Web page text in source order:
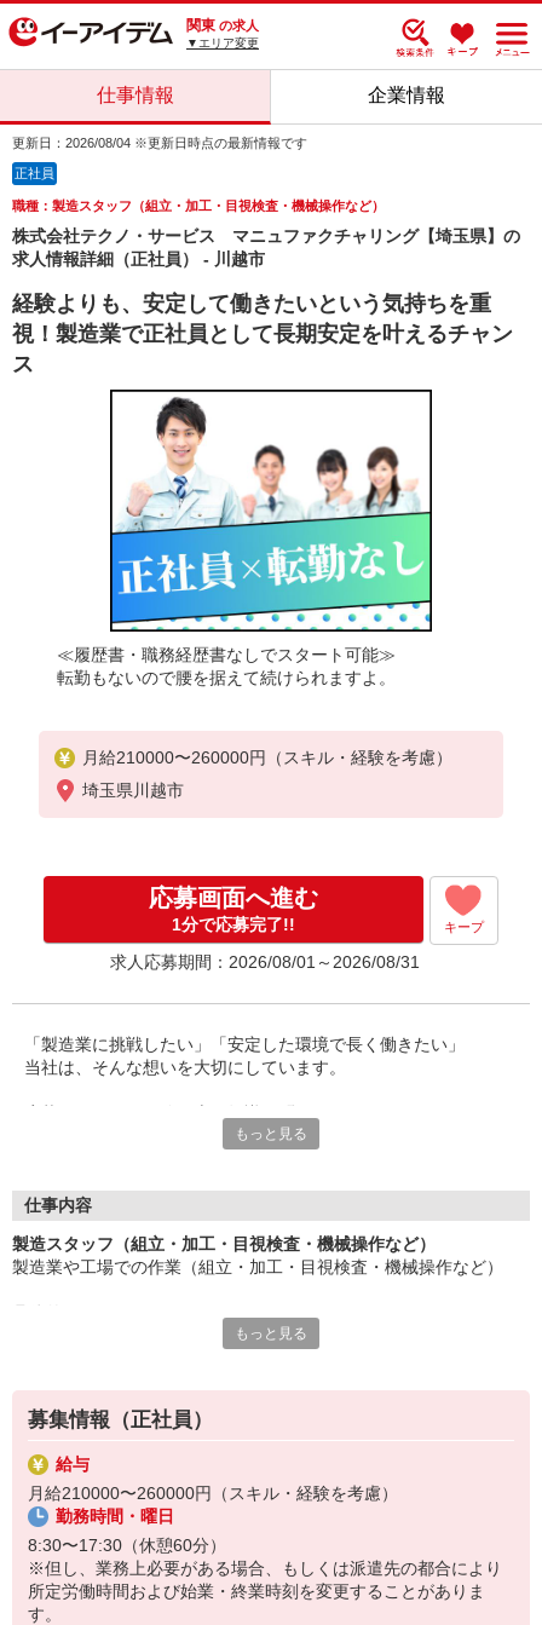
関東 の求人
▼エリア変更
仕事情報 企業情報
更新日：2026/08/04 ※更新日時点の最新情報です
正社員
職種：製造スタッフ（組立・加工・目視検査・機械操作など）
株式会社テクノ・サービス マニュファクチャリング【埼玉県】の
求人情報詳細（正社員） - 川越市
経験よりも、安定して働きたいという気持ちを重
視！製造業で正社員として長期安定を叶えるチャン
ス
≪履歴書・職務経歴書なしでスタート可能≫
転勤もないので腰を据えて続けられますよ。
月給210000〜260000円（スキル・経験を考慮）
埼玉県川越市
応募画面へ進む
1分で応募完了!! キープ
求人応募期間：2026/08/01～2026/08/31
「製造業に挑戦したい」「安定した環境で長く働きたい」
当社は、そんな想いを大切にしています。
約束を守ること、きちんと連絡をすること、前向きに仕事へ取り
また、勤務時間やシフトなど柔軟に対応いただける方は、ご紹介
長く働きたい――
製造業で正社員としてキャリアを築きたい方、ぜひご応募くださ
もっと見る
仕事内容
製造スタッフ（組立・加工・目視検査・機械操作など）
製造業や工場での作業（組立・加工・目視検査・機械操作など）
製品に不備がないか目視チェック
複雑な作業や力仕事はほとんどなく覚えやすいものばかり！
未経験の方もすぐに慣れていただけると思います。
※当社（株）テクノ・サービスに正社員採用の上で、派遣就業先事
業所へ派遣となります。
もっと見る
募集情報（正社員）
給与
月給210000〜260000円（スキル・経験を考慮）
勤務時間・曜日
8:30〜17:30（休憩60分）
※但し、業務上必要がある場合、もしくは派遣先の都合により
所定労働時間および始業・終業時刻を変更することがありま
す。